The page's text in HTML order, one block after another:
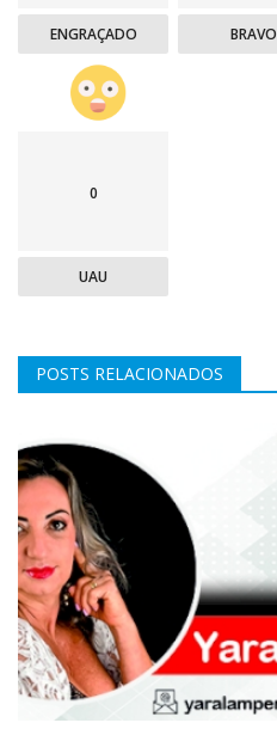
ENGRAÇADO BRAVO
0
UAU
POSTS RELACIONADOS